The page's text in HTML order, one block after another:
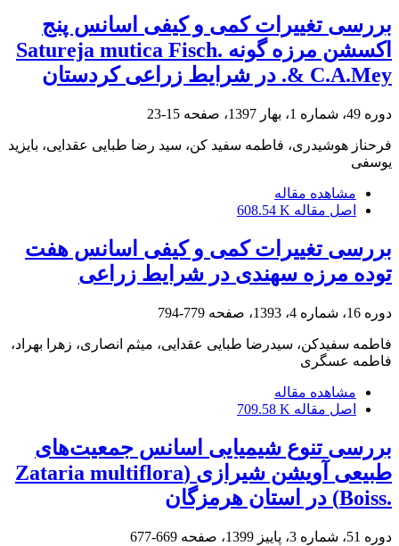
بررسی تغییرات کمی و کیفی اسانس پنج
اکسشن مرزه گونه Satureja mutica Fisch.
& C.A.Mey. در شرایط زراعی کردستان
دوره 49، شماره 1، بهار 1397، صفحه 15-23
فرحناز هوشیدری، فاطمه سفید کن، سید رضا طبایی عقدایی، بایزید
یوسفی
مشاهده مقاله
اصل مقاله 608.54 K
بررسی تغییرات کمی و کیفی اسانس هفت
توده مرزه سهندی در شرایط زراعی
دوره 16، شماره 4، 1393، صفحه 779-794
فاطمه سفیدکن، سیدرضا طبایی عقدایی، میثم انصاری، زهرا بهراد،
فاطمه عسگری
مشاهده مقاله
اصل مقاله 709.58 K
بررسی تنوع شیمیایی اسانس جمعیت‌های
طبیعی آویشن شیرازی (‏Zataria multiflora
Boiss.‎‏) در ‏استان هرمزگان
دوره 51، شماره 3، پاییز 1399، صفحه 669-677